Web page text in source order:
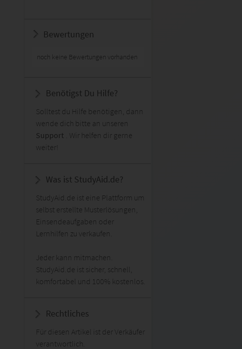
Bewertungen
noch keine Bewertungen vorhanden
Benötigst Du Hilfe?
Solltest du Hilfe benötigen, dann
wende dich bitte an unseren
Support . Wir helfen dir gerne
weiter!
Was ist StudyAid.de?
StudyAid.de ist eine Plattform um
selbst erstellte Musterlösungen,
Einsendeaufgaben oder
Lernhilfen zu verkaufen.
Jeder kann mitmachen.
StudyAid.de ist sicher, schnell,
komfortabel und 100% kostenlos.
Rechtliches
Für diesen Artikel ist der Verkäufer
verantwortlich.